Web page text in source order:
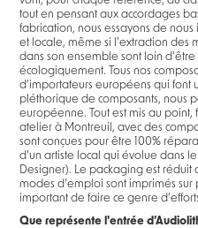
tout en pensant aux accordages
fabrication, nous essayons de
et locale, même si l’extraction des
dans son ensemble sont loin
écologiquement. Tous nos
d’importateurs européens qui font
pléthorique de composants, nous
européenne. Tout est mis au
atelier à Montreuil, avec des
sont conçues pour être 100%
d’un artiste local qui évolue dans
Designer). Le packaging est réduit
modes d’emploi sont imprimés sur
important de faire ce genre
Que représente l'entrée